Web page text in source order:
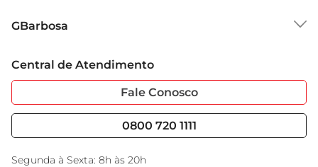
Grupo Cencosud
Sobre Privacidade
Portal do Fornecedo
Nossas Lojas
GBarbosa
Garantia Estendida
Serviços
Black Friday
Encarte do Dia
Central de Atendimento
Fale Conosco
0800 720 1111
Segunda à Sexta: 8h às 20h